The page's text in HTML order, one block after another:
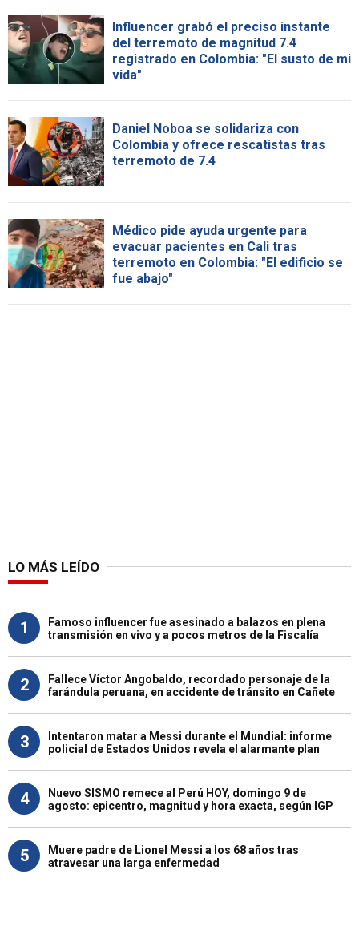
Influencer grabó el preciso instante
del terremoto de magnitud 7.4
registrado en Colombia: "El susto de mi
vida"
Daniel Noboa se solidariza con
Colombia y ofrece rescatistas tras
terremoto de 7.4
Médico pide ayuda urgente para
evacuar pacientes en Cali tras
terremoto en Colombia: "El edificio se
fue abajo"
LO MÁS LEÍDO
1
Famoso influencer fue asesinado a balazos en plena
transmisión en vivo y a pocos metros de la Fiscalía
2
Fallece Víctor Angobaldo, recordado personaje de la
farándula peruana, en accidente de tránsito en Cañete
3
Intentaron matar a Messi durante el Mundial: informe
policial de Estados Unidos revela el alarmante plan
4
Nuevo SISMO remece al Perú HOY, domingo 9 de
agosto: epicentro, magnitud y hora exacta, según IGP
5
Muere padre de Lionel Messi a los 68 años tras
atravesar una larga enfermedad